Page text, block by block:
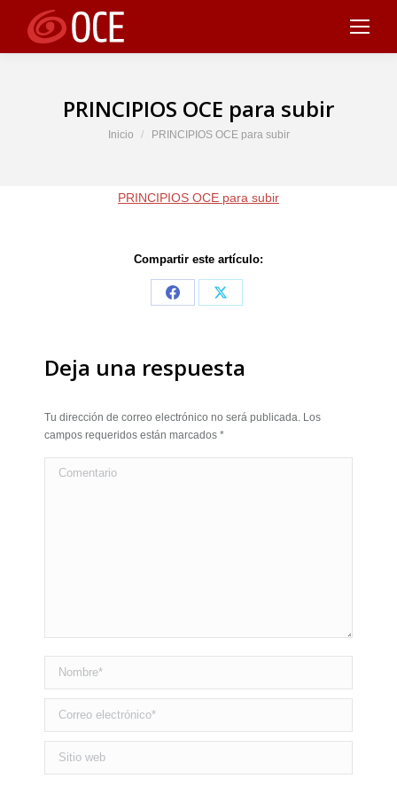
PRINCIPIOS OCE para subir
Estás aquí:
Inicio PRINCIPIOS OCE para subir
PRINCIPIOS OCE para subir
Compartir este artículo:
Share
Share
Deja una respuesta
Tu dirección de correo electrónico no será publicada. Los
campos requeridos están marcados *
Comentario
Nombre *
Correo electrónico *
Sitio web